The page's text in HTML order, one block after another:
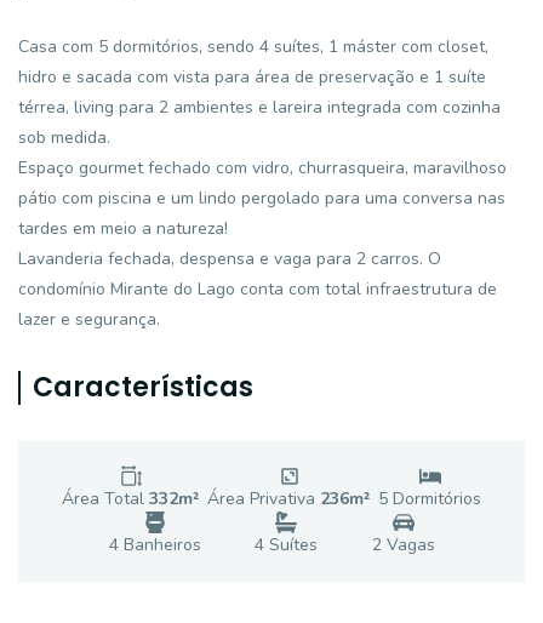
Casa com 5 dormitórios, sendo 4 suítes, 1 máster com closet,
hidro e sacada com vista para área de preservação e 1 suíte
térrea, living para 2 ambientes e lareira integrada com cozinha
sob medida.
Espaço gourmet fechado com vidro, churrasqueira, maravilhoso
pátio com piscina e um lindo pergolado para uma conversa nas
tardes em meio a natureza!
Lavanderia fechada, despensa e vaga para 2 carros. O
condomínio Mirante do Lago conta com total infraestrutura de
lazer e segurança.
Características
Área Total 332m² Área Privativa 236m² 5 Dormitórios
4Banheiros 4 Suítes 2Vagas